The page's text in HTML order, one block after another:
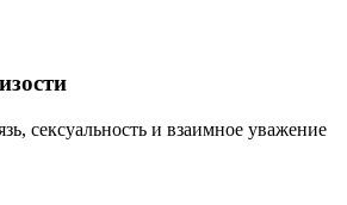
сексуальность и взаимное уважение